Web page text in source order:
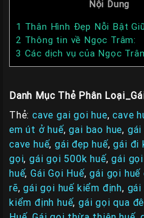
Nội Dung
1 Thân Hình Đẹp Nỗi Bật
2 Thông tin về Ngọc Trâm:
3 Các dịch vụ của Ngọc
Danh Mục Thẻ Phân
Thẻ: cave gai goi hue,cave
em út ở huế,gai bao hue, gái
cave huế,gái đẹp huế,gái đi
gọi,gái gọi 500k huế,gái
huế,Gái Gọi Huế,gái gọi huế
rẽ,gái gọi huế kiểm định, gái
kiểm định huế,gái gọi qua